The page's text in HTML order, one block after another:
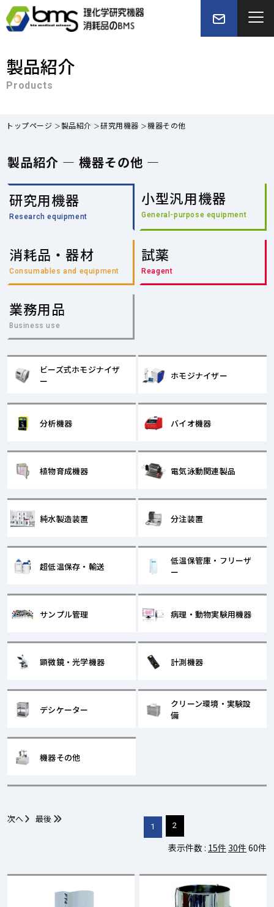
製品紹介
Products
トップページ 製品紹介 研究用機器 機器その他
製品紹介 — 機器その他 —
研究用機器
Research equipment
小型汎用機器
General-purpose equipment
消耗品・器材
Consumables and equipment
試薬
Reagent
業務用品
Business use
ビーズ式ホモジナイザ
ー
ホモジナイザー
分析機器 バイオ機器
植物育成機器 電気泳動関連製品
純水製造装置 分注装置
超低温保存・輸送
低温保管庫・フリーザ
ー
サンプル管理 病理・動物実験用機器
顕微鏡・光学機器 計測機器
デシケーター
クリーン環境・実験設
備
機器その他
1 2
次へ 最後
表示件数 : 15件 30件 60件